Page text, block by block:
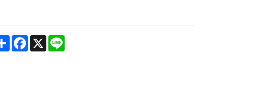
ShareFacebook
X Line